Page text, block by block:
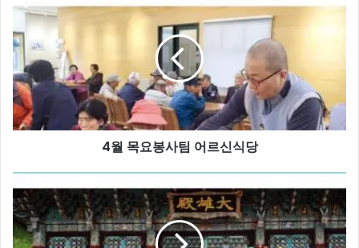
월
요
봉
사
팀
어
르
당
4월 목요봉사팀 어르신식당
년
도
춘